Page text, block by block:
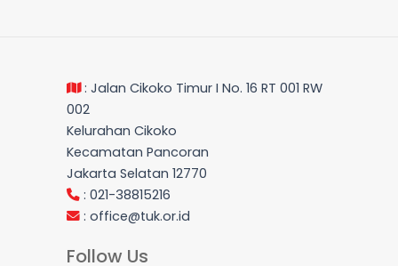
: Jalan Cikoko Timur I No. 16 RT 001 RW
002
Kelurahan Cikoko
Kecamatan Pancoran
Jakarta Selatan 12770
: 021-38815216
: office@tuk.or.id
Follow Us